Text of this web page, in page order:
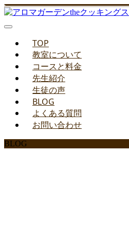
TOP
教室について
コースと料金
先生紹介
生徒の声
BLOG
よくある質問
お問い合わせ
BLOG